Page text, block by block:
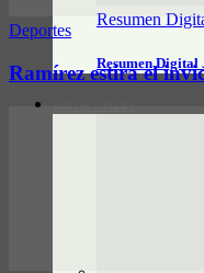
Resumen
Resumen Digital
Deportes
Ramírez estira el